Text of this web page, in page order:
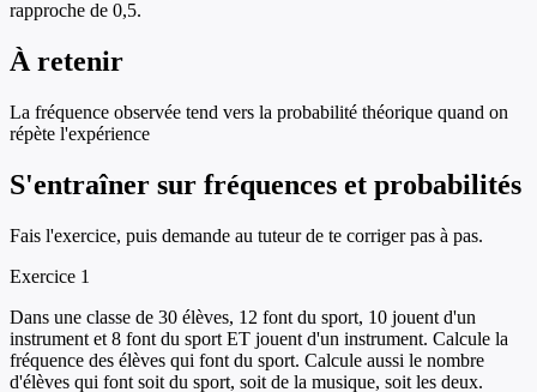
rapproche de 0,5.
À retenir
La fréquence observée tend vers la probabilité théorique quand on
répète l'expérience
S'entraîner sur fréquences et probabilités
Fais l'exercice, puis demande au tuteur de te corriger pas à pas.
Exercice 1
Dans une classe de 30 élèves, 12 font du sport, 10 jouent d'un
instrument et 8 font du sport ET jouent d'un instrument. Calcule la
fréquence des élèves qui font du sport. Calcule aussi le nombre
d'élèves qui font soit du sport, soit de la musique, soit les deux.